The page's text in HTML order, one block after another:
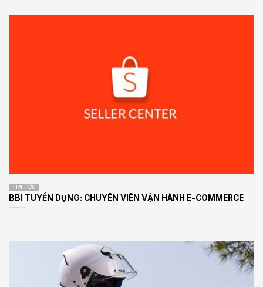
TIN TỨC
BBI TUYỂN DỤNG: CHUYÊN VIÊN VẬN HÀNH E-COMMERCE